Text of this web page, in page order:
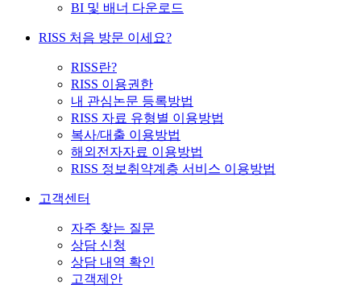
BI 및 배너 다운로드
RISS 처음 방문 이세요?
RISS란?
RISS 이용권한
내 관심논문 등록방법
RISS 자료 유형별 이용방법
복사/대출 이용방법
해외전자자료 이용방법
RISS 정보취약계층 서비스 이용방법
고객센터
자주 찾는 질문
상담 신청
상담 내역 확인
고객제안